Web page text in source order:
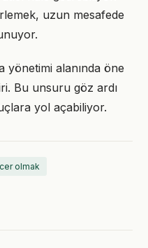
uzun mesafede
yönetimi alanında öne
Bu unsuru göz ardı
yol açabiliyor.
olmak